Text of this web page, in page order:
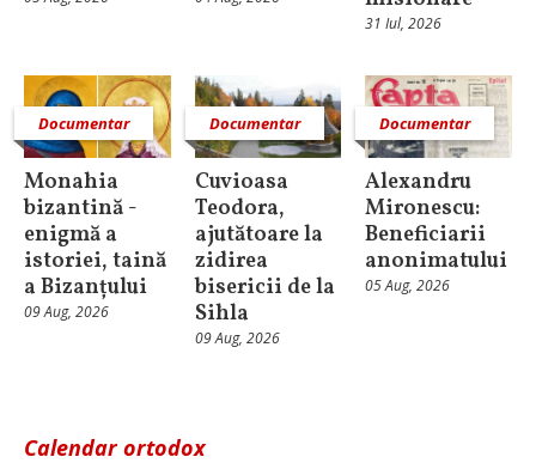
31 Iul, 2026
Documentar
Monahia
bizantină -
enigmă a
istoriei, taină
a Bizanțului
09 Aug, 2026
Documentar
Cuvioasa
Teodora,
ajutătoare la
zidirea
bisericii de la
Sihla
09 Aug, 2026
Documentar
Alexandru
Mironescu:
Beneficiarii
anonimatului
05 Aug, 2026
Calendar ortodox